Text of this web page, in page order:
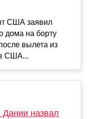
США заявил
дома на борту
вылета из
США...
назвал